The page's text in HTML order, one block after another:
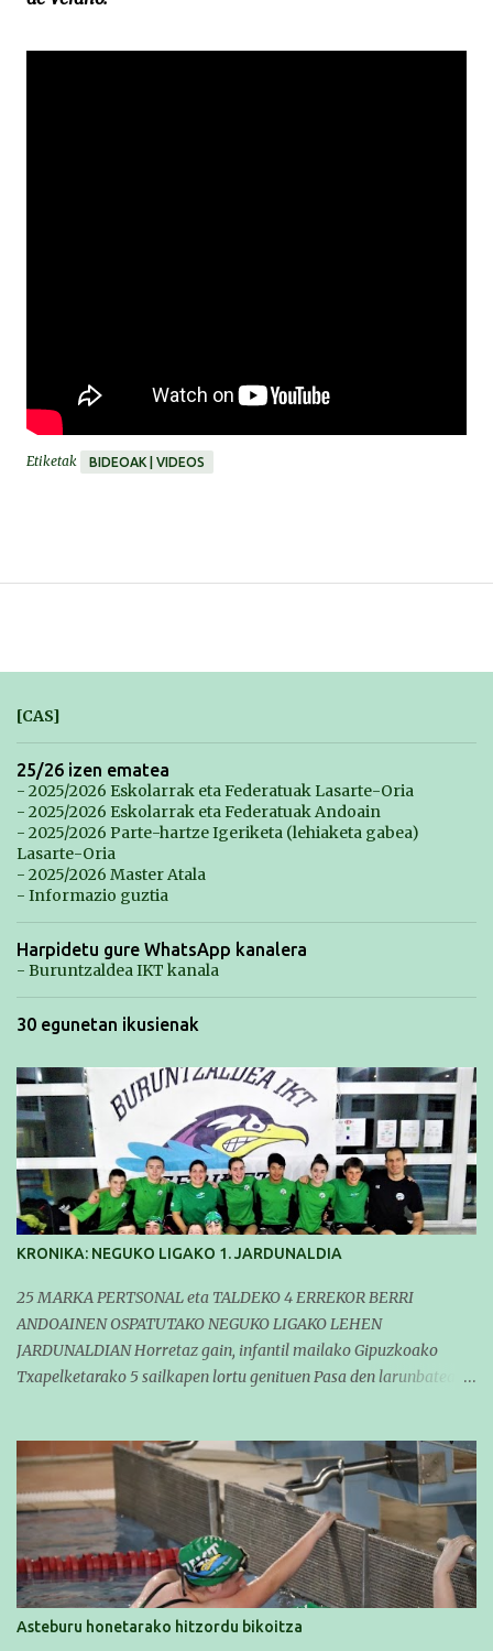
Etiketak BIDEOAK | VIDEOS
[CAS]
25/26 izen ematea
- 2025/2026 Eskolarrak eta Federatuak Lasarte-Oria
- 2025/2026 Eskolarrak eta Federatuak Andoain
- 2025/2026 Parte-hartze Igeriketa (lehiaketa gabea)
Lasarte-Oria
- 2025/2026 Master Atala
- Informazio guztia
Harpidetu gure WhatsApp kanalera
- Buruntzaldea IKT kanala
30 egunetan ikusienak
KRONIKA: NEGUKO LIGAKO 1. JARDUNALDIA
25 MARKA PERTSONAL eta TALDEKO 4 ERREKOR BERRI
ANDOAINEN OSPATUTAKO NEGUKO LIGAKO LEHEN
JARDUNALDIAN Horretaz gain, infantil mailako Gipuzkoako
Txapelketarako 5 sailkapen lortu genituen Pasa den larunbatean
hartzen. Bertan gure taldeko 16 igerilari aritu ziren. Denboraldiari
hasera ona eman zioten gue taldekideek. Ohikoa den bezela, garai
honetan entrenamendua da jardueraren funtsa eta hori alde
batera utzi gabe ekin zioten beti gogotsu hartzen duten
denboraldiko lehen jardunaldiari. Entrenamenduan buru belarri
sartuta gauden arren, gure taldekideek marka pertsonal ugari
egitea lortu zuten (25) eta zenbait taldeko errekor berri erdiestea
Asteburu honetarako hitzordu bikoitza